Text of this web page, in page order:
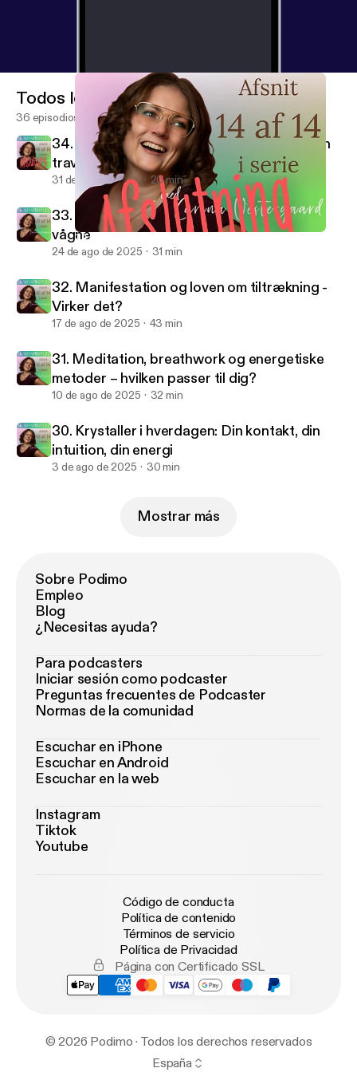
34. Hvordan integrerer man spiritualitet i en travl hverdag
Skabsspirituel
Todos los episodios
36 episodios
34. Hvordan integrerer man spiritualitet i en
travl hverdag
31 de ago de 2025 20 min
33. Det spirituelle ego - Når vi tror vi er
vågne
24 de ago de 2025 31 min
32. Manifestation og loven om tiltrækning -
Virker det?
17 de ago de 2025 43 min
31. Meditation, breathwork og energetiske
metoder – hvilken passer til dig?
10 de ago de 2025 32 min
30. Krystaller i hverdagen: Din kontakt, din
intuition, din energi
3 de ago de 2025 30 min
Mostrar más
Sobre Podimo
Empleo
Blog
¿Necesitas ayuda?
Para podcasters
Iniciar sesión como podcaster
Preguntas frecuentes de Podcaster
Normas de la comunidad
Escuchar en iPhone
Escuchar en Android
Escuchar en la web
Instagram
Tiktok
Youtube
Código de conducta
Política de contenido
Términos de servicio
Política de Privacidad
Página con Certificado SSL
© 2026 Podimo · Todos los derechos reservados
España